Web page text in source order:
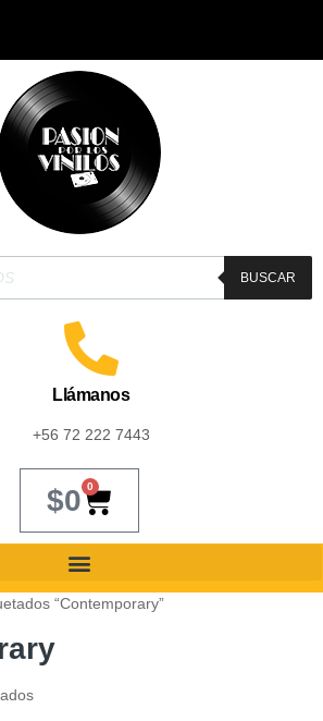
BUSCAR
Llámanos
+56 72 222 7443
$0 0
“Contemporary”